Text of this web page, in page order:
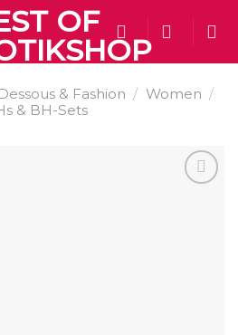
Dessous & Fashion / Women /
& BH-Sets